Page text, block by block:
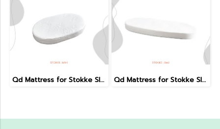
Qd Mattress for Stokke Sleepi mini รุ่น UltraGuard Qd Mattress for Stokke Sleepi Bed รุ่น UltraGuard